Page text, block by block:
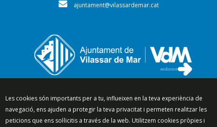
ajuntament@vilassardemar.cat
Segueix-nos a:
Les cookies són importants per a tu, influeixen en la teva experiència de
navegació, ens ajuden a protegir la teva privacitat i permeten realitzar les
peticions que ens sol·licitis a través de la web. Utilitzem cookies pròpies i